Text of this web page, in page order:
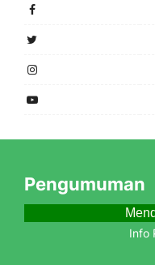
Pengumuman
Info